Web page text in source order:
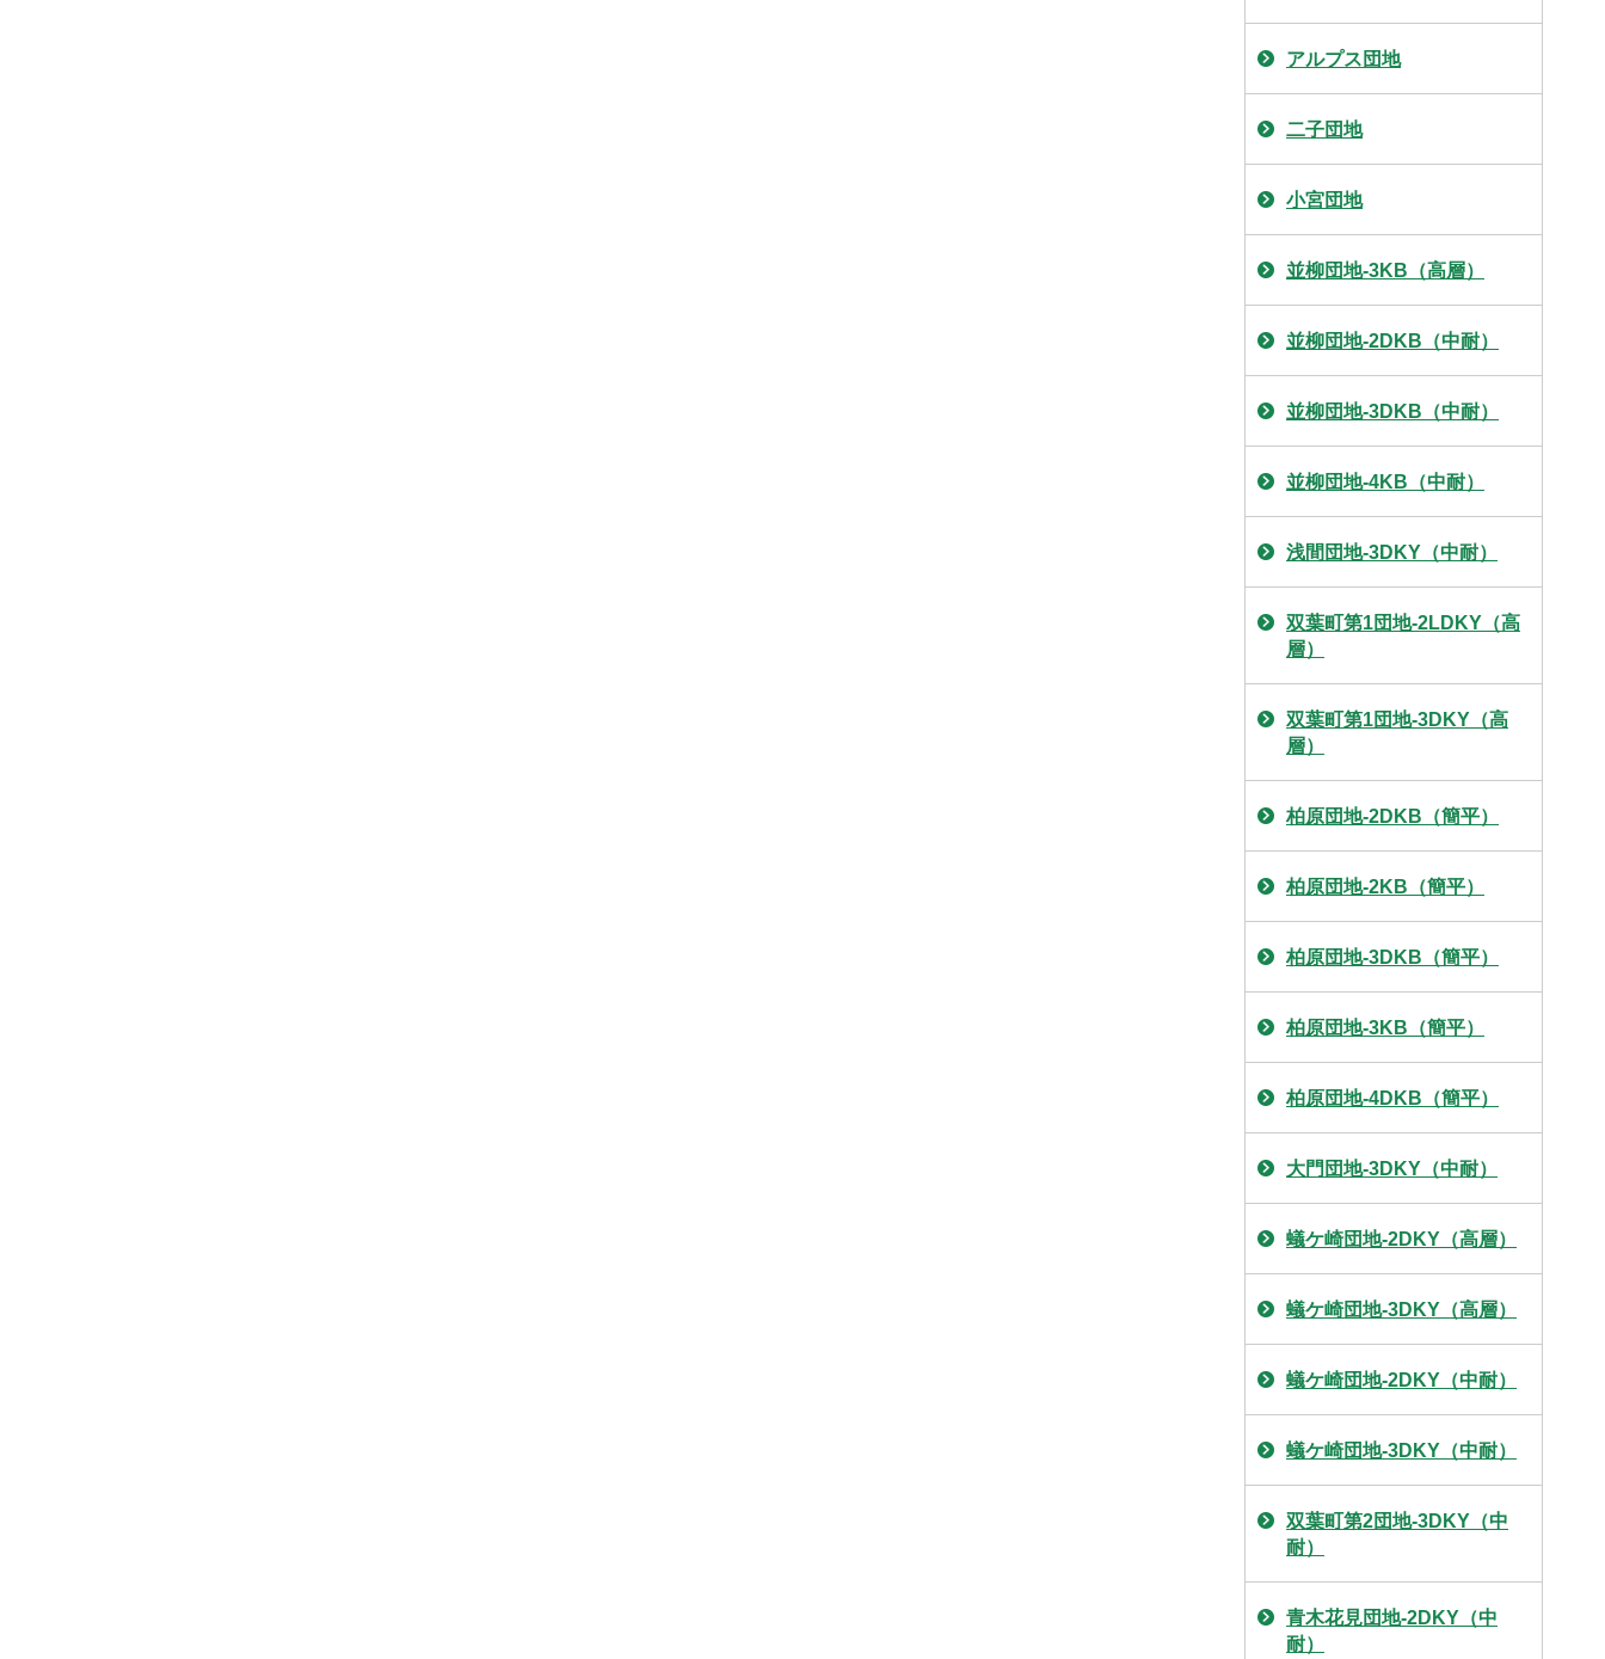
アルプス団地
二子団地
小宮団地
並柳団地-3KB（高層）
並柳団地-2DKB（中耐）
並柳団地-3DKB（中耐）
並柳団地-4KB（中耐）
浅間団地-3DKY（中耐）
双葉町第1団地-2LDKY（高
層）
双葉町第1団地-3DKY（高
層）
柏原団地-2DKB（簡平）
柏原団地-2KB（簡平）
柏原団地-3DKB（簡平）
柏原団地-3KB（簡平）
柏原団地-4DKB（簡平）
大門団地-3DKY（中耐）
蟻ケ崎団地-2DKY（高層）
蟻ケ崎団地-3DKY（高層）
蟻ケ崎団地-2DKY（中耐）
蟻ケ崎団地-3DKY（中耐）
双葉町第2団地-3DKY（中
耐）
青木花見団地-2DKY（中
耐）